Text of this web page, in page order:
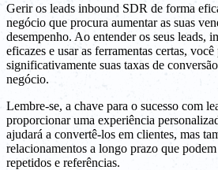
Gerir os leads inbound SDR de forma
negócio que procura aumentar as suas
desempenho. Ao entender os seus leads,
eficazes e usar as ferramentas certas,
significativamente suas taxas de
negócio.
Lembre-se, a chave para o sucesso com
proporcionar uma experiência
ajudará a convertê-los em clientes, mas
relacionamentos a longo prazo que
repetidos e referências.